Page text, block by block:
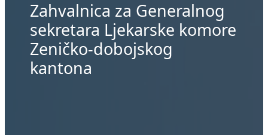
Zahvalnica za Generalnog
sekretara Ljekarske komore
Zeničko-dobojskog
kantona